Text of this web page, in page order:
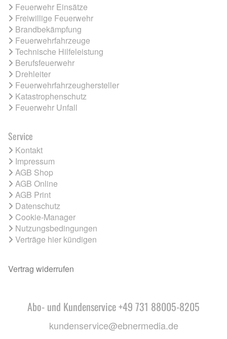
Feuerwehr Einsätze
Freiwillige Feuerwehr
Brandbekämpfung
Feuerwehrfahrzeuge
Technische Hilfeleistung
Berufsfeuerwehr
Drehleiter
Feuerwehrfahrzeughersteller
Katastrophenschutz
Feuerwehr Unfall
Service
Kontakt
Impressum
AGB Shop
AGB Online
AGB Print
Datenschutz
Cookie-Manager
Nutzungsbedingungen
Verträge hier kündigen
Vertrag widerrufen
Abo- und Kundenservice +49 731 88005-8205
kundenservice@ebnermedia.de